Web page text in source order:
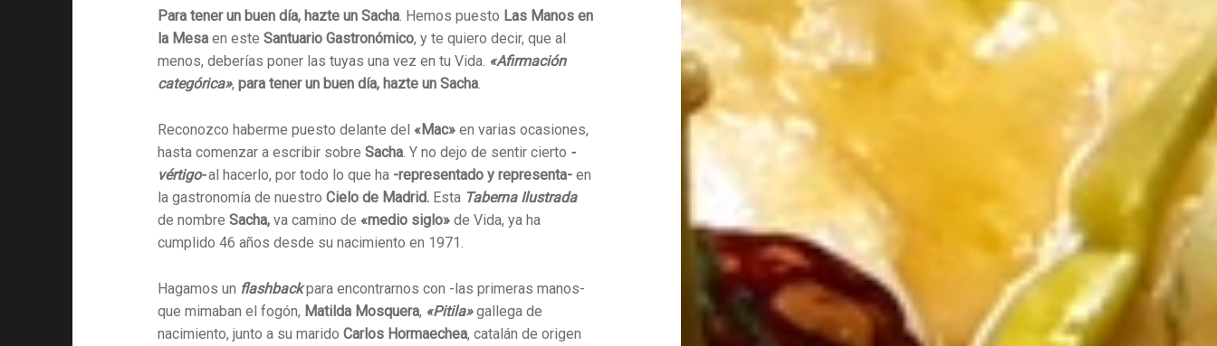
Para tener un buen día, hazte un Sacha . Hemos puesto Las Manos en
la Mesa en esteSantuario Gastronómico, y te quiero decir, que al
menos, deberías poner las tuyas una vez en tu Vida. «Afirmación
categórica»,para tener un buen día, hazte un Sacha
Reconozco haberme puesto delante del«Mac» en varias ocasiones,
hasta comenzar a escribir sobreSacha . Y no dejo de sentir cierto -
vértigo-al hacerlo, por todo lo que ha -representado y representa- en
la gastronomía de nuestroCielo de Madrid. Esta Taberna Ilustrada
de nombreSacha, va camino de«medio siglo» de Vida, ya ha
cumplido 46 años desde su nacimiento en 1971.
Hagamos un flashbackpara encontrarnos con -las primeras manos-
que mimaban el fogón, Matilda Mosquera, «Pitila»gallega de
nacimiento, junto a su maridoCarlos Hormaechea, catalán de origen